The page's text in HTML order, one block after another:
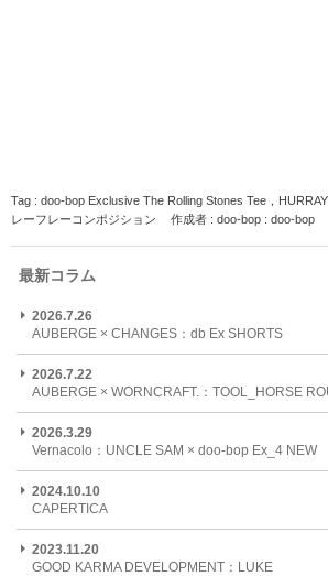
Tag : doo-bop Exclusive The Rolling Stones Tee ，
レーフレーコンポジション
作成者 : doo-bop : doo-bop
最新コラム
2026.7.26
AUBERGE × CHANGES：db Ex SHORTS
2026.7.22
AUBERGE × WORNCRAFT.：TOOL_HORSE
2026.3.29
Vernacolo：UNCLE SAM × doo-bop Ex_4 NEW
2024.10.10
CAPERTICA
2023.11.20
GOOD KARMA DEVELOPMENT：LUKE